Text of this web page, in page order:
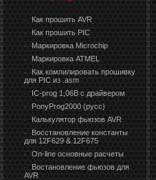
· Как прошить AVR
· Как прошить PIC
· Маркировка Microchip
· Маркировка ATMEL
·
Как компилировать прошивку
для PIC из .asm
· IC-prog 1,06В с драйвером
· PonyProg2000 (русс)
· Калькулятор фьюзов AVR
·
Восстановление константы
для 12F629 & 12F675
· On-line основные расчеты
·
Востановление фьюзов для
AVR